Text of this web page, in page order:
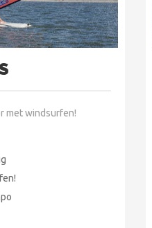
met windsurfen!